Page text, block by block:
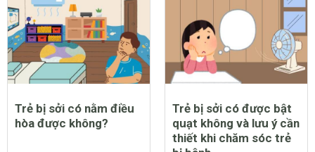
Trẻ bị sởi có nằm điều
hòa được không?
Trẻ bị sởi có được bật
quạt không và lưu ý cần
thiết khi chăm sóc trẻ